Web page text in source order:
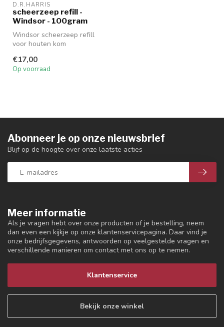
D.R.HARRIS
scheerzeep refill -
Windsor - 100gram
Windsor scheerzeep refill
voor houten kom
€17,00
Op voorraad
Meer informatie
Als je vragen hebt over onze producten of je bestelling, neem
dan even een kijkje op onze klantenservicepagina. Daar vind je
onze bedrijfsgegevens, antwoorden op veelgestelde vragen en
verschillende manieren om contact met ons op te nemen.
Klantenservice
Bekijk onze winkel
Abonneer je op onze nieuwsbrief
Blijf op de hoogte over onze laatste acties